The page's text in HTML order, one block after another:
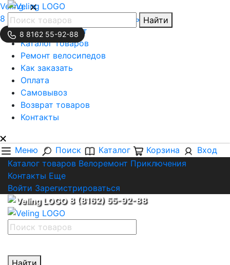
Veling..
8 (8162) 55-92-88
Обратная связь
Личный кабинет
Каталог товаров
Ремонт велосипедов
Как заказать
Оплата
Самовывоз
Возврат товаров
Контакты
Меню Поиск Каталог Корзина Вход
Найти
8 8162 55-92-88
Каталог товаров Велоремонт Приключения
Контакты Еще
Войти Зарегистрироваться
8 (8162) 55-92-88